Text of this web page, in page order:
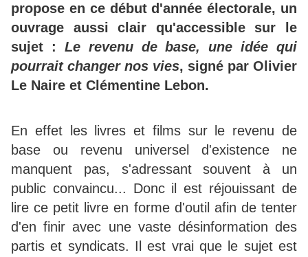
propose en ce début d'année électorale, un
ouvrage aussi clair qu'accessible sur le
sujet : Le revenu de base, une idée qui
pourrait changer nos vies, signé par Olivier
Le Naire et Clémentine Lebon.
En effet les livres et films sur le revenu de
base ou revenu universel d'existence ne
manquent pas, s'adressant souvent à un
public convaincu... Donc il est réjouissant de
lire ce petit livre en forme d'outil afin de tenter
d'en finir avec une vaste désinformation des
partis et syndicats. Il est vrai que le sujet est